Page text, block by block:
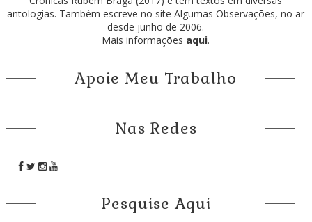
antologias. Também escreve no site Algumas Observações, no ar
desde junho de 2006.
Mais informações aqui.
Apoie Meu Trabalho
Nas Redes
Pesquise Aqui